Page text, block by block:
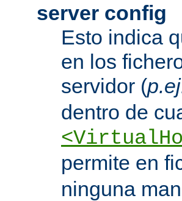
server config
Esto indica
en los
servidor (
dentro de
permite en
ninguna